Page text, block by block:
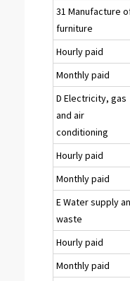
31 Manufacture
furniture
Hourly paid
Monthly paid
D Electricity, gas
and air
conditioning
Hourly paid
Monthly paid
E Water supply
waste
Hourly paid
Monthly paid